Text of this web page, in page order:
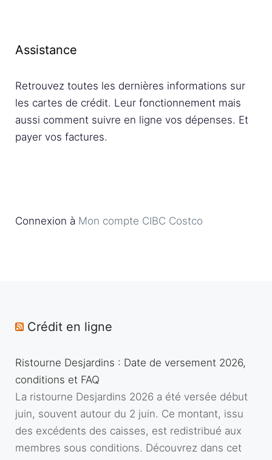
Assistance
Retrouvez toutes les dernières informations sur
les cartes de crédit. Leur fonctionnement mais
aussi comment suivre en ligne vos dépenses. Et
payer vos factures.
Connexion à Mon compte CIBC Costco
Crédit en ligne
Ristourne Desjardins : Date de versement 2026,
conditions et FAQ
La ristourne Desjardins 2026 a été versée début
juin, souvent autour du 2 juin. Ce montant, issu
des excédents des caisses, est redistribué aux
membres sous conditions. Découvrez dans cet